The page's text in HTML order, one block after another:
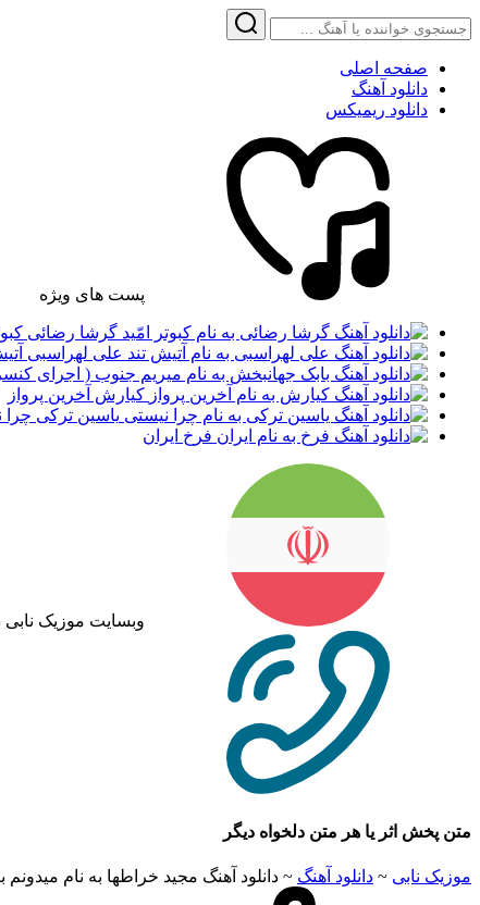
صفحه اصلی
دانلود آهنگ
دانلود ریمیکس
پست های ویژه
گرشا رضائی
علی لهراسبی
کیارش آخرین پرواز
یاسین ترکی چرا
فرخ ایران
وبسایت موزیک
متن پخش اثر یا هر متن دلخواه دیگر
موزیک نابی ~ دانلود آهنگ ~ دانلود آهنگ مجید خراطها به نام میدونم